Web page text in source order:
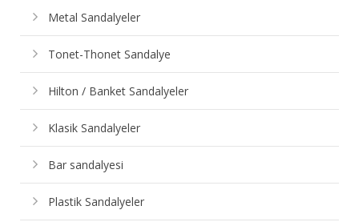
Metal Sandalyeler
Tonet-Thonet Sandalye
Hilton / Banket Sandalyeler
Klasik Sandalyeler
Bar sandalyesi
Plastik Sandalyeler